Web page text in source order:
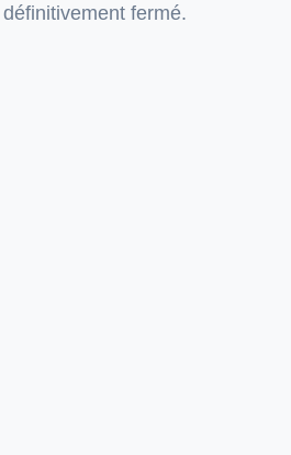
fermé.